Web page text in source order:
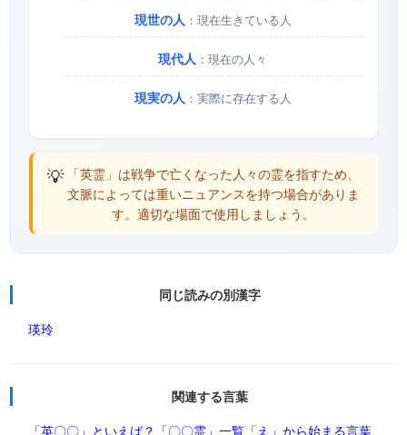
現世の人 ：現在生きている人
現代人 ：現在の人々
現実の人 ：実際に存在する人
💡 「英霊」は戦争で亡くなった人々の霊を指すため、
文脈によっては重いニュアンスを持つ場合がありま
す。適切な場面で使用しましょう。
同じ読みの別漢字
瑛玲
関連する言葉
「英〇〇」といえば？ 「〇〇霊」一覧 「え」から始まる言葉